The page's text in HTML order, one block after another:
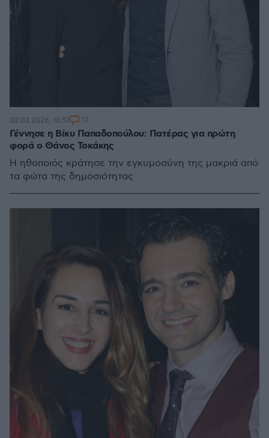
Γέννησε η Βίκυ Παπαδοπούλου: Πατέρας για πρώτη
φορά ο Θάνος Τοκάκης
Η ηθοποιός κράτησε την εγκυμοσύνη της μακριά από
τα φώτα της δημοσιότητας
02.03.2026, 10:51 12